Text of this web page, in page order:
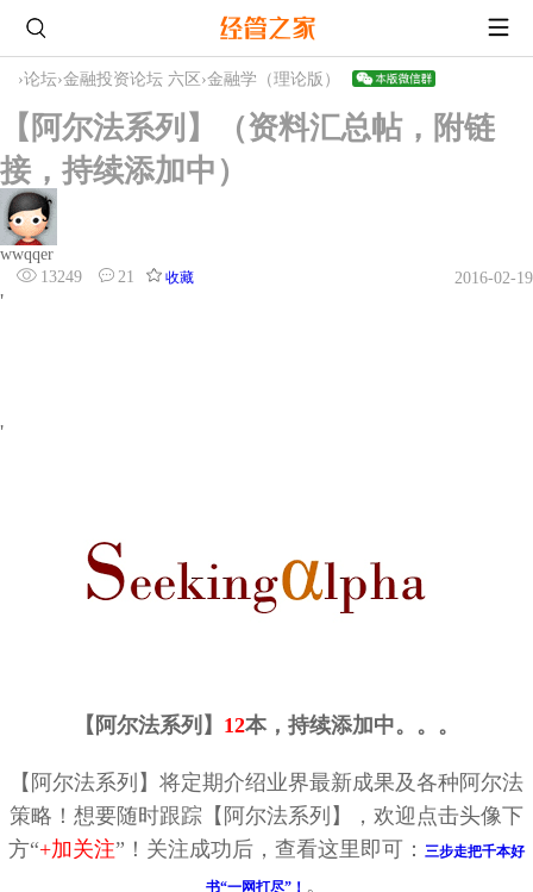
›论坛›金融投资论坛 六区 ›金融学（理论版）
【阿尔法系列】（资料汇总帖，附链
接，持续添加中）
wwqqer
13249
21 收藏 2016-02-19
'
'
【阿尔法系列】 12本，持续添加中。。。
【阿尔法系列】将定期介绍业界最新成果及各种阿尔法
策略！想要随时跟踪【阿尔法系列】，欢迎点击头像下
方“+加关注”！关注成功后，查看这里即可 ： 三步走把千本好
书“一网打尽”！ 。